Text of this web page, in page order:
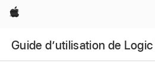
Apple
Guide d’utilisation de